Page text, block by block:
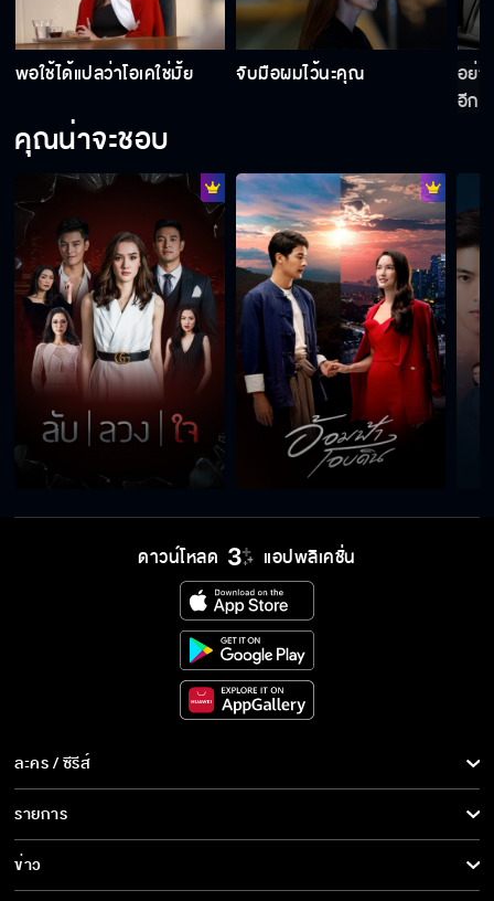
พอใช้ได้แปลว่าโอเคใช่มั้ย จับมือผมไว้นะคุณ
อย่
อีก
คุณน่าจะชอบ
ดาวน์โหลด แอปพลิเคชั่น
ละคร / ซีรีส์
ละคร/ซีรีส์
ซีรีส์นานาชาติ
การ์ตูน & เกม
รายการ
รายการทั้งหมด
ข่าว